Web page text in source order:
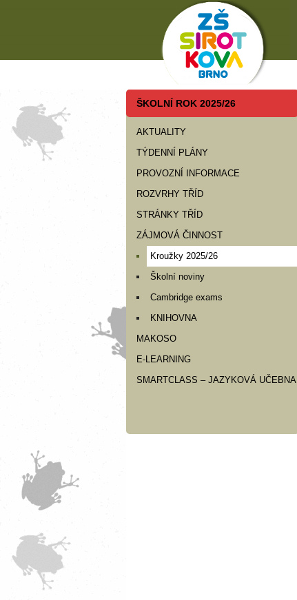
ŠKOLNÍ ROK 2025/26
AKTUALITY
TÝDENNÍ PLÁNY
PROVOZNÍ INFORMACE
ROZVRHY TŘÍD
STRÁNKY TŘÍD
ZÁJMOVÁ ČINNOST
Kroužky 2025/26
Školní noviny
Cambridge exams
KNIHOVNA
MAKOSO
E-LEARNING
SMARTCLASS – JAZYKOVÁ UČEBNA